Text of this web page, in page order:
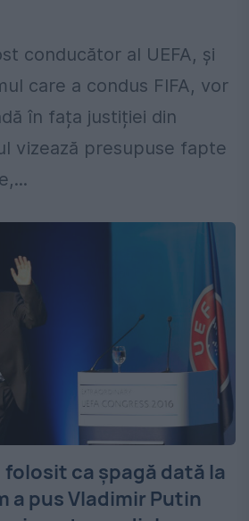
conducător al UEFA, și
care a condus FIFA, vor
în fața justiției din
vizează presupuse fapte
folosit ca șpagă dată la
a pus Vladimir Putin